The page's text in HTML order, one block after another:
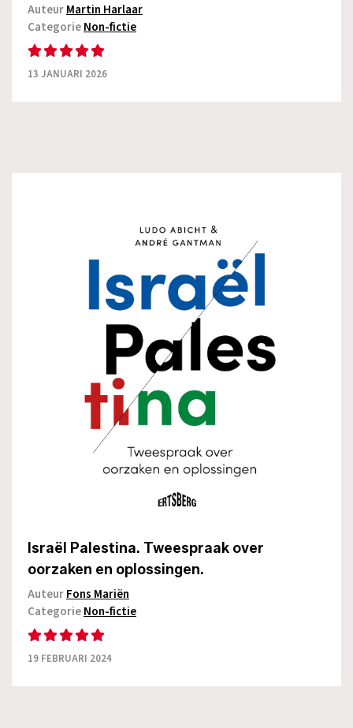
AuteurMartin Harlaar
CategorieNon-fictie
13 JANUARI 2026
Israël Palestina. Tweespraak over
oorzaken en oplossingen.
AuteurFons Mariën
CategorieNon-fictie
19 FEBRUARI 2024